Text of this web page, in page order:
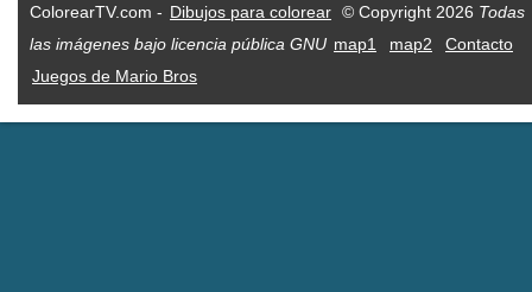
ColorearTV.com - Dibujos para colorear © Copyright 2026 Todas
las imágenes bajo licencia pública GNU map1 map2
Contacto
Juegos de Mario Bros